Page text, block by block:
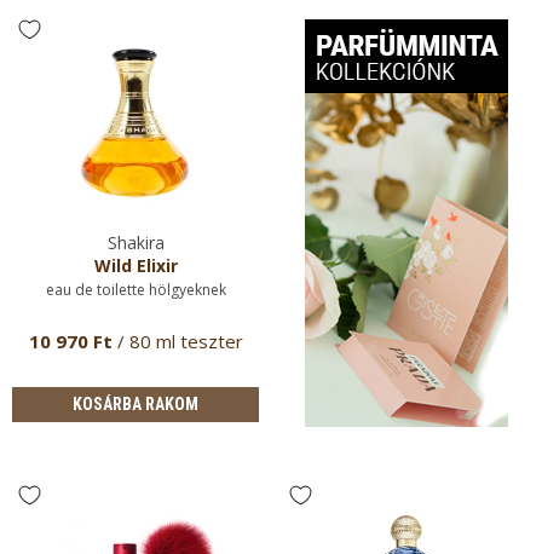
Shakira
Wild Elixir
eau de toilette hölgyeknek
10 970 Ft / 80 ml teszter
KOSÁRBA RAKOM